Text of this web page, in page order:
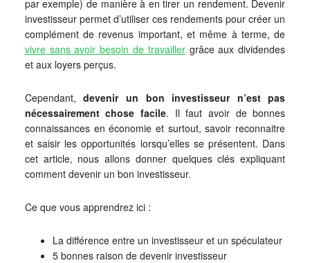
par exemple) de manière à en tirer un rendement. Devenir
investisseur permet d’utiliser ces rendements pour créer un
complément de revenus important, et même à terme, de
vivre sans avoir besoin de travaillergrâce aux dividendes
et aux loyers perçus.
Cependant,devenir un bon investisseur n’est pas
nécessairement chose facile. Il faut avoir de bonnes
connaissances en économie et surtout, savoir reconnaitre
et saisir les opportunités lorsqu’elles se présentent. Dans
cet article, nous allons donner quelques clés expliquant
comment devenir un bon investisseur.
Ce que vous apprendrez ici :
La différence entre un investisseur et un spéculateur
5 bonnes raison de devenir investisseur